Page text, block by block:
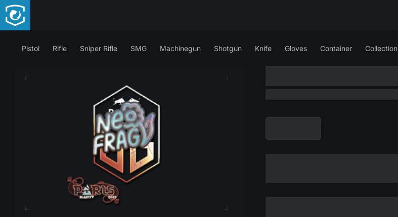
Pistol Rifle Sniper Rifle SMG Machinegun Shotgun Knife Gloves Container Collection